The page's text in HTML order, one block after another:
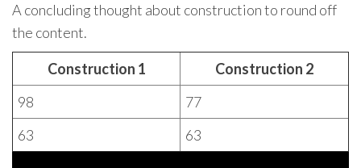
A concluding thought about construction to round off
the content.
Construction 1
Construction 2
98
77
63
63